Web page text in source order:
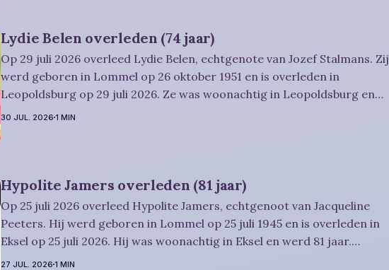
Lydie Belen overleden (74 jaar)
Op 29 juli 2026 overleed Lydie Belen, echtgenote van Jozef Stalmans. Zij
werd geboren in Lommel op 26 oktober 1951 en is overleden in
Leopoldsburg op 29 juli 2026. Ze was woonachtig in Leopoldsburg en
werd 74 jaar. Rouwbericht Dries-Hulsmans: Het afscheid, waartoe u
30 JUL. 2026 1 MIN
Hypolite Jamers overleden (81 jaar)
Op 25 juli 2026 overleed Hypolite Jamers, echtgenoot van Jacqueline
Peeters. Hij werd geboren in Lommel op 25 juli 1945 en is overleden in
Eksel op 25 juli 2026. Hij was woonachtig in Eksel en werd 81 jaar.
Rouwbericht Witters: Wij nemen in intieme kring afscheid van Hypolite,
27 JUL. 2026 1 MIN